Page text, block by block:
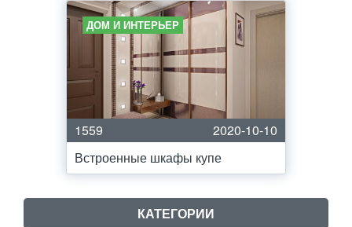
ДОМ И ИНТЕРЬЕР
1559
2020-10-10
Встроенные шкафы купе
КАТЕГОРИИ